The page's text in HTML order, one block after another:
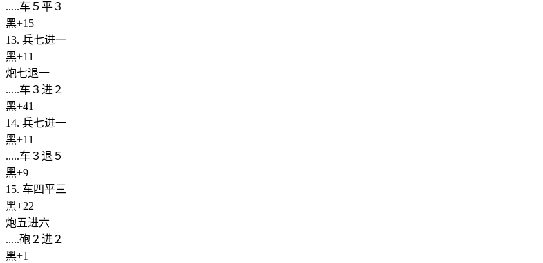
.....车５平３
黑+15
13. 兵七进一
黑+11
炮七退一
.....车３进２
黑+41
14. 兵七进一
黑+11
.....车３退５
黑+9
15. 车四平三
黑+22
炮五进六
.....砲２进２
黑+1